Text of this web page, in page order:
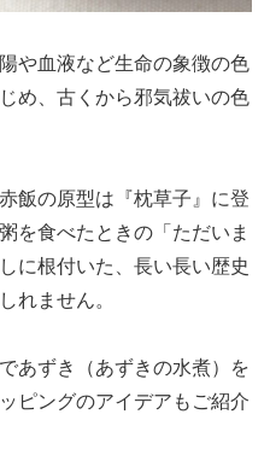
や血液など生命の象徴の色
め、古くから邪気祓いの色
飯の原型は『枕草子』に登
を食べたときの「ただいま
に根付いた、長い長い歴史
れません。
あずき（あずきの水煮）を
ピングのアイデアもご紹介